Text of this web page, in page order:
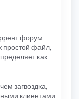
форум
простой файл,
как
загвоздка,
клиентами